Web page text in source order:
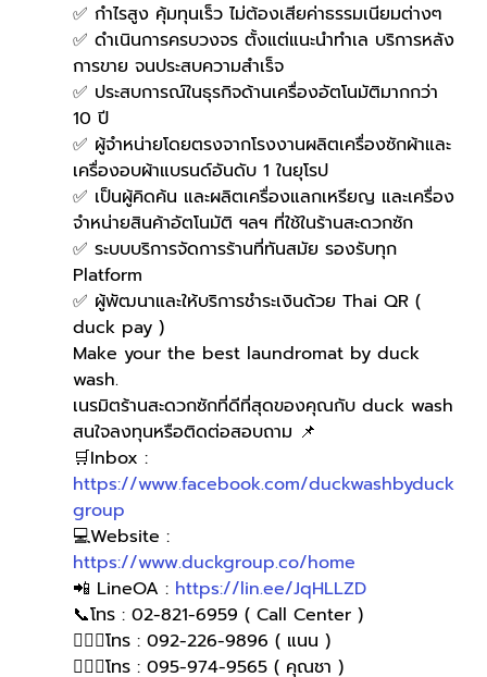
✅ กำไรสูง คุ้มทุนเร็ว ไม่ต้องเสียค่าธรรมเนียมต่างๆ
✅ ดำเนินการครบวงจร ตั้งแต่แนะนำทำเล บริการหลัง
การขาย จนประสบความสำเร็จ
✅ ประสบการณ์ในธุรกิจด้านเครื่องอัตโนมัติมากกว่า
10 ปี
✅ ผู้จำหน่ายโดยตรงจากโรงงานผลิตเครื่องซักผ้าและ
เครื่องอบผ้าแบรนด์อันดับ 1 ในยุโรป
✅ เป็นผู้คิดค้น และผลิตเครื่องแลกเหรียญ และเครื่อง
จำหน่ายสินค้าอัตโนมัติ ฯลฯ ที่ใช้ในร้านสะดวกซัก
✅ ระบบบริการจัดการร้านที่ทันสมัย รองรับทุก
Platform
✅ ผู้พัฒนาและให้บริการชำระเงินด้วย Thai QR (
duck pay )
Make your the best laundromat by duck
wash.
เนรมิตร้านสะดวกซักที่ดีที่สุดของคุณกับ duck wash
สนใจลงทุนหรือติดต่อสอบถาม 📌
🛒Inbox :
https://www.facebook.com/duckwashbyduck
group
💻Website :
https://www.duckgroup.co/home
📲 LineOA : https://lin.ee/JqHLLZD
📞โทร : 02-821-6959 ( Call Center )
🙋🏻‍♀️โทร : 092-226-9896 ( แนน )
🙋🏻‍♀โทร : 095-974-9565 ( คุณชา )